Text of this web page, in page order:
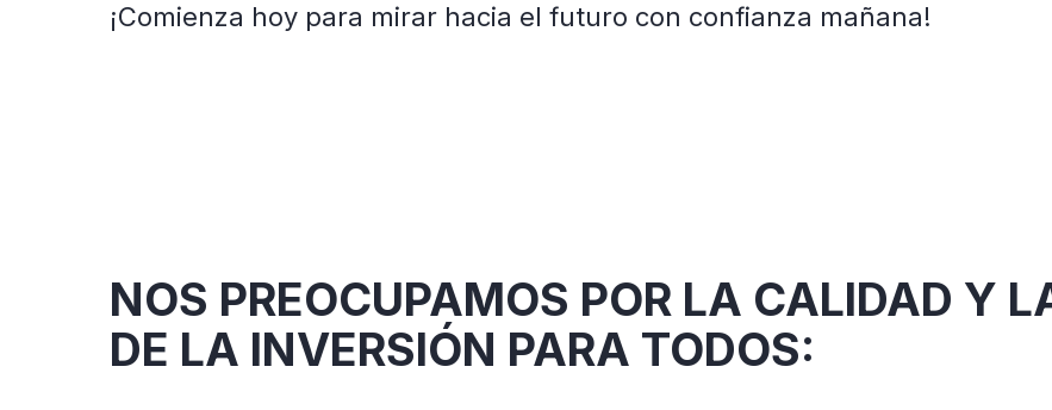
¡Comienza hoy para mirar hacia el futuro con confianza mañana!
NOS PREOCUPAMOS POR LA CALIDAD Y
DE LA INVERSIÓN PARA TODOS: